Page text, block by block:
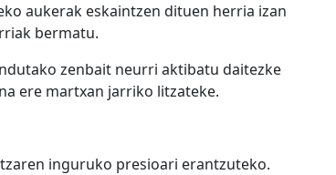
aukerak eskaintzen dituen herria izan
bermatu.
zenbait neurri aktibatu daitezke
ere martxan jarriko litzateke.
inguruko presioari erantzuteko.